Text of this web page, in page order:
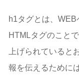
h1タグとは、
HTMLタグのことで
上げられていると
報を伝えるために